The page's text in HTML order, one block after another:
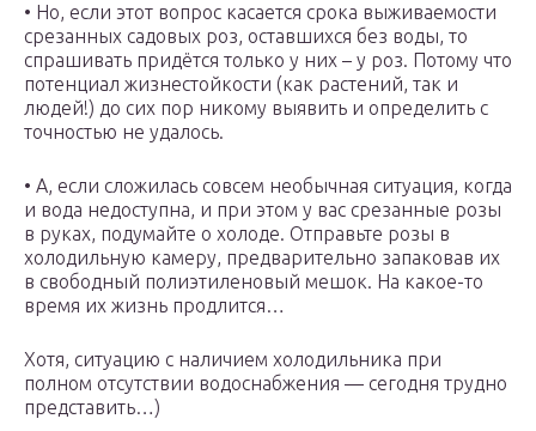
• Но, если этот вопрос касается срока выживаемости
срезанных садовых роз, оставшихся без воды, то
спрашивать придётся только у них – у роз. Потому что
потенциал жизнестойкости (как растений, так и
людей!) до сих пор никому выявить и определить с
точностью не удалось.
• А, если сложилась совсем необычная ситуация, когда
и вода недоступна, и при этом у вас срезанные розы
в руках, подумайте о холоде. Отправьте розы в
холодильную камеру, предварительно запаковав их
в свободный полиэтиленовый мешок. На какое-то
время их жизнь продлится…
Хотя, ситуацию с наличием холодильника при
полном отсутствии водоснабжения — сегодня трудно
представить…)